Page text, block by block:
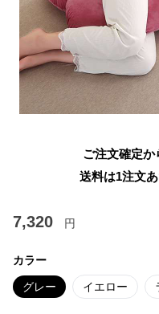
ご注文確定か
送料は1注文あ
7,320 円
カラー
グレー イエロー